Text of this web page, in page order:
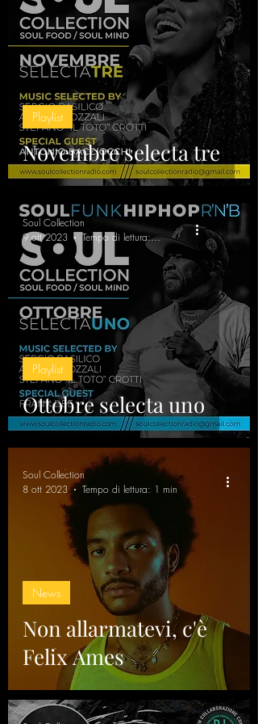
Novembre selecta tre
Playlist
Ottobre selecta uno
Playlist
Soul Collection
9 ott 2023
Tempo di lettura: 7 min
Non allarmatevi, c'è
Felix Ames
News
Soul Collection
8 ott 2023
Tempo di lettura: 1 min